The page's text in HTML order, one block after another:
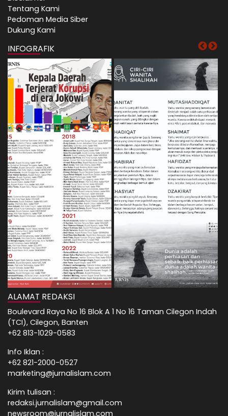
Tentang Kami
Pedoman Media Siber
Dukung Kami
INFOGRAFIK
ALAMAT REDAKSI
Boulevard Raya No 16 Blok A 1 No 16 Taman Cilegon Indah
(TCI), Cilegon, Banten
+62 813-1029-0583
Info Iklan :
+62 821-2000-0527
marketing@jurnalislam.com
Kirim tulisan :
redaksi.jurnalislam@gmail.com
newsroom@jurnalislam.com